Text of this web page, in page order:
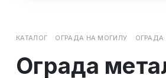
КАТАЛОГ ОГРАДА НА МОГИЛУ ОГРАДА
Ограда